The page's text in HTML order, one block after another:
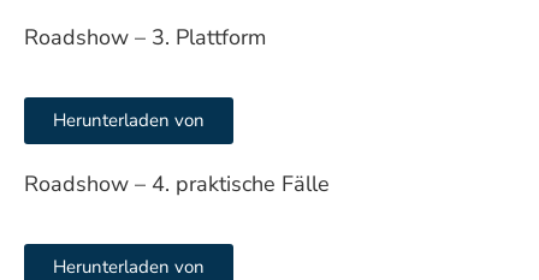
Roadshow – 3. Plattform
Herunterladen von
Roadshow – 4. praktische Fälle
Herunterladen von